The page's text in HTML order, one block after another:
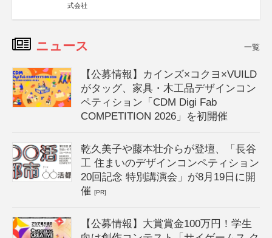
式会社
ニュース 一覧
【公募情報】カインズ×コクヨ×VUILD
がタッグ、家具・木工品デザインコン
ペティション「CDM Digi Fab
COMPETITION 2026」を初開催
乾久美子や藤本壮介らが登壇、「長谷
工 住まいのデザインコンペティション
20回記念 特別講演会」が8月19日に開
催[PR]
【公募情報】大賞賞金100万円！学生